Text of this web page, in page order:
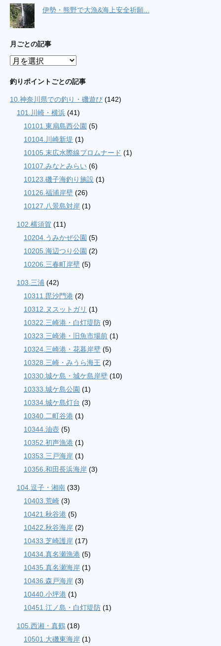
伊勢・熊野で大漁&海上安全祈願...
月ごとの記事
月
と
記
釣りポイントごとの記事
10.神奈川県での釣り・磯遊び (142)
101.川崎・横浜 (41)
10101.東扇島西公園 (5)
10104.川崎新堤 (1)
10105.末広水際線プロムナード (1)
10107.みなとみらい (6)
10123.磯子海釣り施設 (1)
10126.福浦岸壁 (26)
10127.八景島対岸 (1)
102.横須賀 (11)
10204.うみかぜ公園 (5)
10205.海辺つり公園 (2)
10206.三春町岸壁 (5)
103.三浦 (42)
10311.毘沙門港 (2)
10312.ヌスットガリ (1)
10322.三崎港・白灯堤防 (9)
10323.三崎港・旧魚市場前 (1)
10324.三崎港・花暮岸壁 (5)
10328.三崎・みうら海王 (2)
10330.城ケ島・城ケ島岸壁 (10)
10333.城ケ島公園 (1)
10334.城ケ島灯台 (3)
10340.二町谷港 (1)
10344.油壺 (5)
10352.初声漁港 (1)
10353.三戸海岸 (1)
10356.和田長浜海岸 (3)
104.逗子・湘南 (33)
10403.荒崎 (3)
10421.秋谷港 (5)
10422.秋谷海岸 (2)
10433.芝崎護岸 (17)
10434.真名瀬漁港 (5)
10435.真名瀬海岸 (1)
10436.森戸海岸 (3)
10440.小坪港 (1)
10451.江ノ島・白灯堤防 (1)
105.西湘・真鶴 (18)
10501.大磯東海岸 (1)